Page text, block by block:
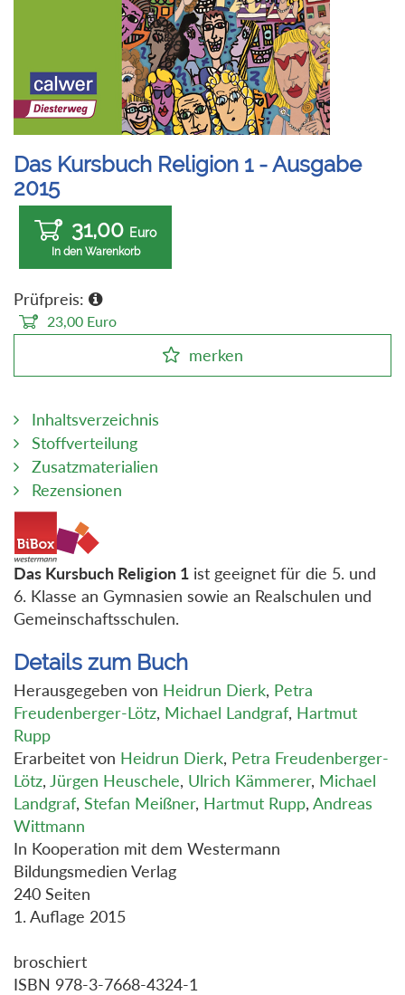
Das Kursbuch Religion 1 - Ausgabe
2015
31,00 Euro
In den Warenkorb
Prüfpreis:
23,00 Euro
merken
Inhaltsverzeichnis
Stoffverteilung
Zusatzmaterialien
Rezensionen
Das Kursbuch Religion 1 ist geeignet für die 5. und
6. Klasse an Gymnasien sowie an Realschulen und
Gemeinschaftsschulen.
Details zum Buch
Herausgegeben von Heidrun Dierk, Petra
Freudenberger-Lötz, Michael Landgraf, Hartmut
Rupp
Erarbeitet von Heidrun Dierk, Petra Freudenberger-
Lötz, Jürgen Heuschele, Ulrich Kämmerer, Michael
Landgraf, Stefan Meißner, Hartmut Rupp, Andreas
Wittmann
In Kooperation mit dem Westermann
Bildungsmedien Verlag
240 Seiten
1. Auflage 2015
broschiert
ISBN 978-3-7668-4324-1